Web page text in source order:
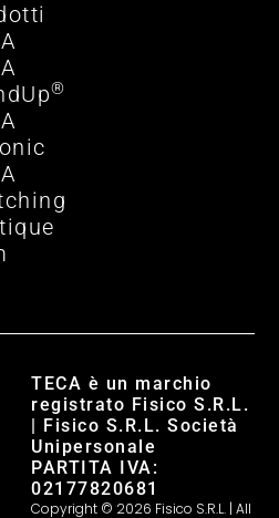
®
TECA è un marchio
registrato Fisico S.R.L.
| Fisico S.R.L. Società
Unipersonale
PARTITA IVA:
02177820681
Copyright © 2026 Fisico S.R.L. | All